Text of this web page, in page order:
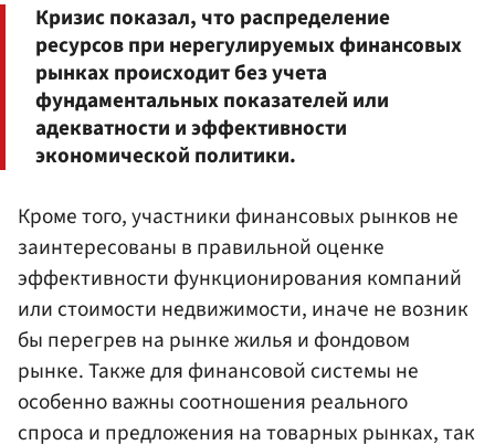
Кризис показал, что распределение
ресурсов при нерегулируемых финансовых
рынках происходит без учета
фундаментальных показателей или
адекватности и эффективности
экономической политики.
Кроме того, участники финансовых рынков не
заинтересованы в правильной оценке
эффективности функционирования компаний
или стоимости недвижимости, иначе не возник
бы перегрев на рынке жилья и фондовом
рынке. Также для финансовой системы не
особенно важны соотношения реального
спроса и предложения на товарных рынках, так